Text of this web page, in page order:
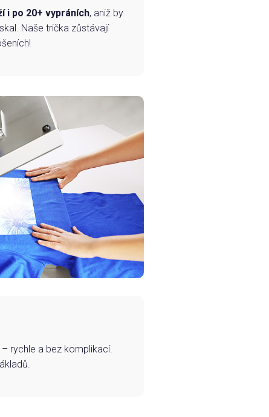
i po 20+ vypráních, aniž by
Naše trička zůstávají
rychle a bez komplikací.